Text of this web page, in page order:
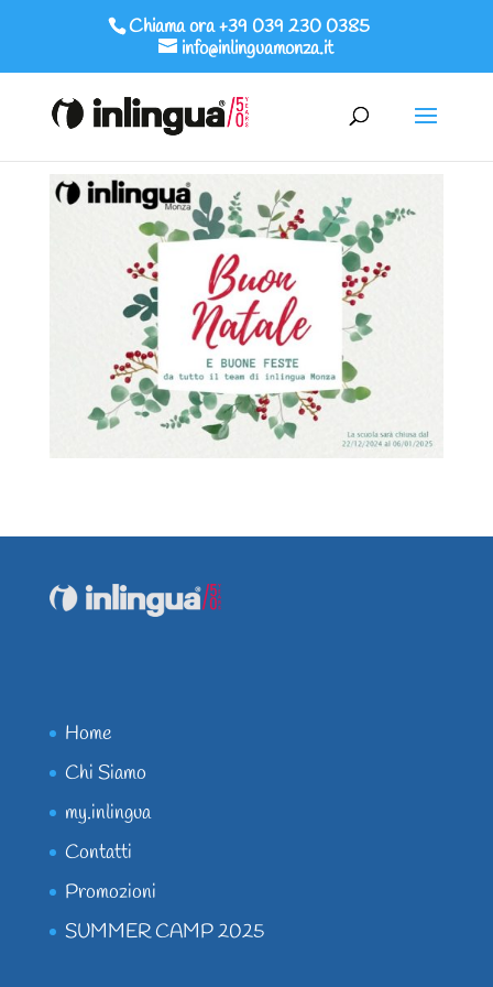
Chiama ora +39 039 230 0385
info@inlinguamonza.it
Home
Chi Siamo
my.inlingua
Contatti
Promozioni
SUMMER CAMP 2025